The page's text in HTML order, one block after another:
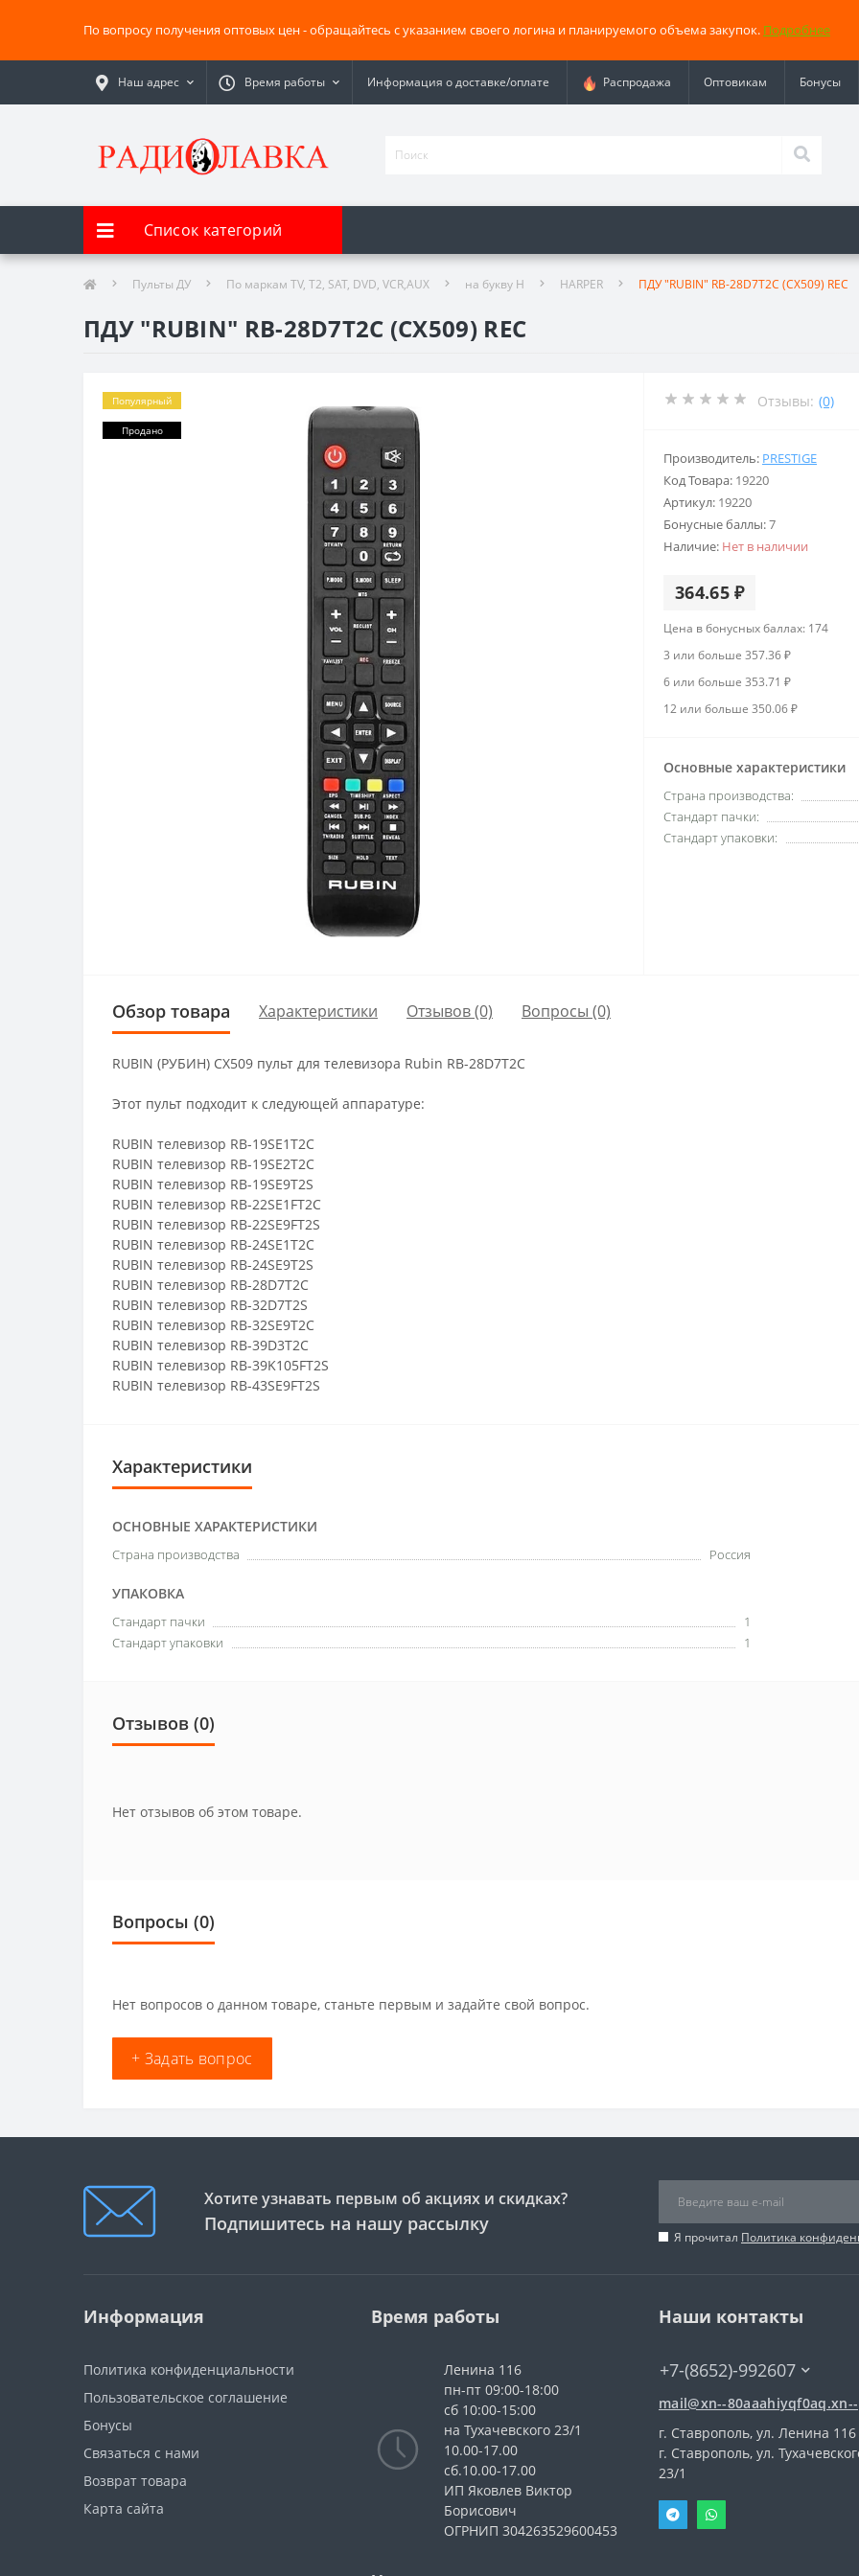
По вопросу получения оптовых цен - обращайтесь с указанием своего логина и планируемого объема закупок. Подробнее
Наш адрес Время работы Информация о доставке/оплате Распродажа Оптовикам Бонусы
Список категорий
Пульты ДУ По маркам TV, T2, SAT, DVD, VCR,AUX на букву H HARPER ПДУ "RUBIN" RB-28D7T2C (CX509) REC
ПДУ "RUBIN" RB-28D7T2C (CX509) REC
Популярный
Продано
Отзывы: (0)
Производитель: PRESTIGE
Код Товара: 19220
Артикул: 19220
Бонусные баллы:7
Наличие: Нет в наличии
364.65 ₽
Цена в бонусных баллах: 174
3 или больше 357.36 ₽
6 или больше 353.71 ₽
12 или больше 350.06 ₽
Основные характеристики
Страна производства:
Стандарт пачки:
Стандарт упаковки:
Обзор товара Характеристики Отзывов (0) Вопросы (0)
RUBIN (РУБИН) CX509 пульт для телевизора Rubin RB-28D7T2C
Этот пульт подходит к следующей аппаратуре:
RUBIN телевизор RB-19SE1T2C
RUBIN телевизор RB-19SE2T2C
RUBIN телевизор RB-19SE9T2S
RUBIN телевизор RB-22SE1FT2C
RUBIN телевизор RB-22SE9FT2S
RUBIN телевизор RB-24SE1T2C
RUBIN телевизор RB-24SE9T2S
RUBIN телевизор RB-28D7T2C
RUBIN телевизор RB-32D7T2S
RUBIN телевизор RB-32SE9T2C
RUBIN телевизор RB-39D3T2C
RUBIN телевизор RB-39K105FT2S
RUBIN телевизор RB-43SE9FT2S
Характеристики
ОСНОВНЫЕ ХАРАКТЕРИСТИКИ
Страна производства Россия
УПАКОВКА
Стандарт пачки
1
Стандарт упаковки
1
Отзывов (0)
Нет отзывов об этом товаре.
Вопросы (0)
Нет вопросов о данном товаре, станьте первым и задайте свой вопрос.
+ Задать вопрос
Хотите узнавать первым об акциях и скидках?
Подпишитесь на нашу рассылку
Я прочитал Политика
Информация
Политика конфиденциальности
Пользовательское соглашение
Бонусы
Связаться с нами
Возврат товара
Карта сайта
Время работы
Ленина 116
пн-пт 09:00-18:00
сб 10:00-15:00
на Тухачевского 23/1
10.00-17.00
сб.10.00-17.00
ИП Яковлев Виктор
Борисович
ОГРНИП 304263529600453
Наши контакты
+7-(8652)-992607
mail@xn--
г. Ставрополь, ул. Ленина 116
г. Ставрополь, ул.
23/1